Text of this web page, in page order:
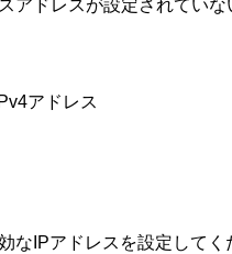
アドレスが設定されてい
アドレス
なIPアドレスを設定してく